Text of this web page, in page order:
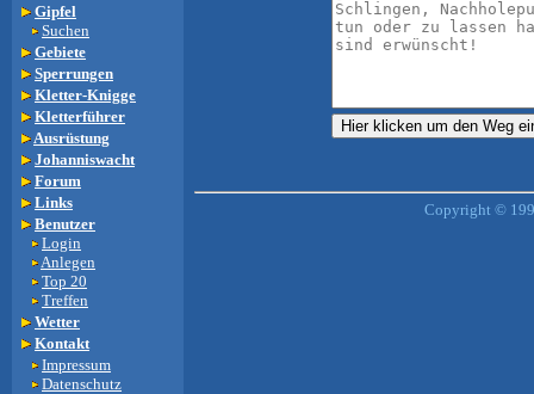
Gipfel
Suchen
Gebiete
Sperrungen
Kletter-Knigge
Kletterführer
Ausrüstung
Johanniswacht
Forum
Links
Benutzer
Login
Anlegen
Top 20
Treffen
Wetter
Kontakt
Impressum
Datenschutz
Copyright ©